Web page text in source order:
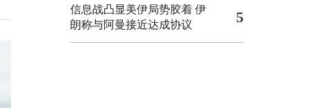
信息战凸显美伊局势胶着 伊
朗称与阿曼接近达成协议
5